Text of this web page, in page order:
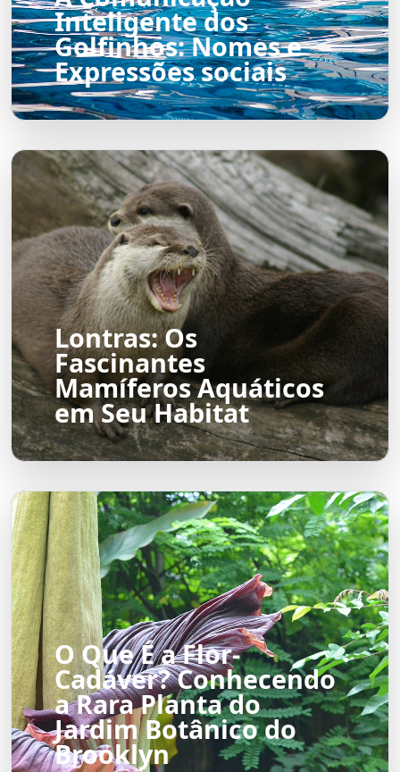
Inteligente dos
Golfinhos: Nomes e
Expressões sociais
Lontras: Os
Fascinantes
Mamíferos Aquáticos
em Seu Habitat
O Que É a Flor-
Cadáver? Conhecendo
a Rara Planta do
Jardim Botânico do
Brooklyn